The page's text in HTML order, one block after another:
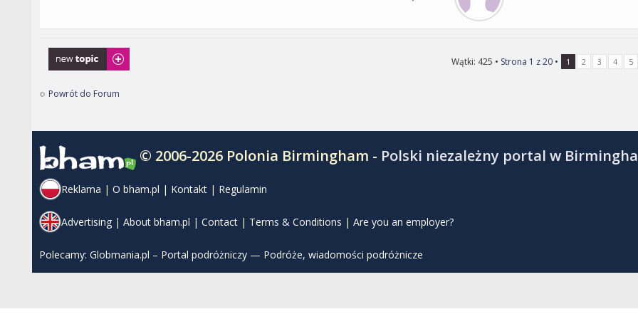
Napisz wątek
Wątki: 425 • Strona 1 z20 • 1 2 3 4 5
Powrót do Forum
© 2006-2026 Polonia Birmingham - Polski niezależny portal w
Reklama | O bham.pl | Kontakt | Regulamin
Advertising | About bham.pl | Contact | Terms & Conditions | Are you an employer?
Polecamy: Globmania.pl – Portal podróżniczy — Podróże, wiadomości podróżnicze